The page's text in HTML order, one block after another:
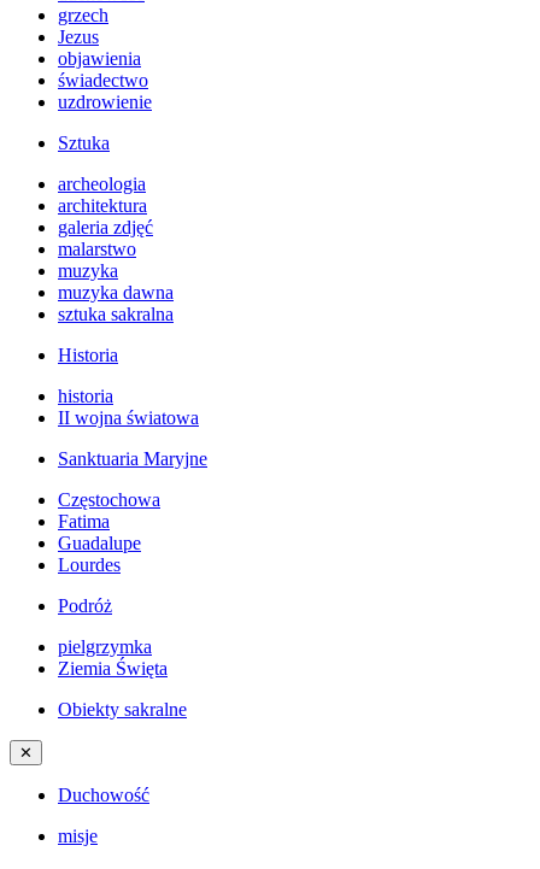
grzech
Jezus
objawienia
świadectwo
uzdrowienie
Sztuka
archeologia
architektura
galeria zdjęć
malarstwo
muzyka
muzyka dawna
sztuka sakralna
Historia
historia
II wojna światowa
Sanktuaria Maryjne
Częstochowa
Fatima
Guadalupe
Lourdes
Podróż
pielgrzymka
Ziemia Święta
Obiekty sakralne
✕
Duchowość
misje